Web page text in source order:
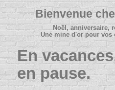
Bienvenue
Noël, anniversaire,
Une mine d'or pour vos
En
en pause.